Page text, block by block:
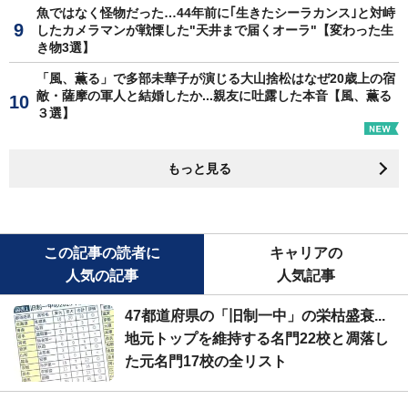
魚ではなく怪物だった…44年前に｢生きたシーラカンス｣と対峙
したカメラマンが戦慄した"天井まで届くオーラ"【変わった生
き物3選】
「風、薫る」で多部未華子が演じる大山捨松はなぜ20歳上の宿
敵・薩摩の軍人と結婚したか...親友に吐露した本音【風、薫る
３選】
もっと見る
この記事の読者に
人気の記事
キャリアの
人気記事
47都道府県の「旧制一中」の栄枯盛衰...
地元トップを維持する名門22校と凋落し
た元名門17校の全リスト